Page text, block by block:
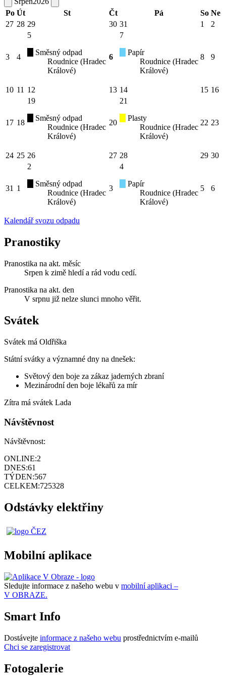
Po Út St Čt Pá So Ne
27 28 29 30 31 1 2
3 4
5
Směsný odpad
Roudnice (Hradec
Králové)
6
7
Papír
Roudnice (Hradec
Králové)
8 9
10 11 12 13 14 15 16
17 18
19
Směsný odpad
Roudnice (Hradec
Králové)
20
21
Plasty
Roudnice (Hradec
Králové)
22 23
24 25 26 27 28 29 30
31 1
2
Směsný odpad
Roudnice (Hradec
Králové)
3
4
Papír
Roudnice (Hradec
Králové)
5 6
Kalendář svozu odpadu
Pranostiky
Pranostika na akt. měsíc
Srpen k zimě hledí a rád vodu cedí.
Pranostika na akt. den
V srpnu již nelze slunci mnoho věřit.
Svátek
Svátek má Oldřiška
Státní svátky a významné dny na dnešek:
Světový den boje za zákaz jaderných zbraní
Mezinárodní den boje lékařů za mír
Zítra má svátek Lada
Návštěvnost
Návštěvnost:
ONLINE:2
DNES:61
TÝDEN:567
CELKEM:725328
Odstávky elektřiny
Mobilní aplikace
Sledujte informace z našeho webu v mobilní aplikaci –
V OBRAZE.
Smart Info
Dostávejte informace z našeho webu prostřednictvím e-mailů
Chci se zaregistrovat
Fotogalerie